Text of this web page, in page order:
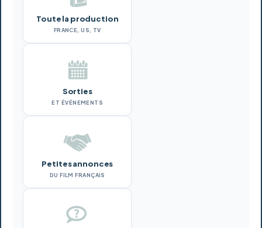
Toute la production
FRANCE, US, TV
Sorties
ET ÉVÉNEMENTS
Petites annonces
DU FILM FRANÇAIS